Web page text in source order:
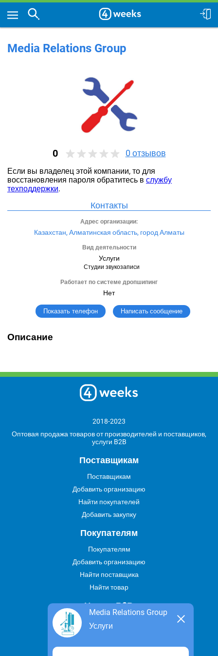
Media Relations Group
0 0 отзывов
Если вы владелец этой компании, то для
восстановления пароля обратитесь в службу
техподдержки.
Контакты
Адрес организации:
Казахстан, Алматинская область, город Алматы
Вид деятельности
Услуги
Студии звукозаписи
Работает по системе дропшипинг
Нет
Показать телефон Написать сообщение
Описание
Media Relations Group
Услуги
2018-2023
Оптовая продажа товаров от производителей и поставщиков,
услуги B2B
Поставщикам
Поставщикам
Добавить организацию
Найти покупателей
Добавить закупку
Покупателям
Покупателям
Добавить организацию
Найти поставщика
Найти товар
Услуги В2В
Найти услугу
Предложить свою услугу
Дропшиппинг